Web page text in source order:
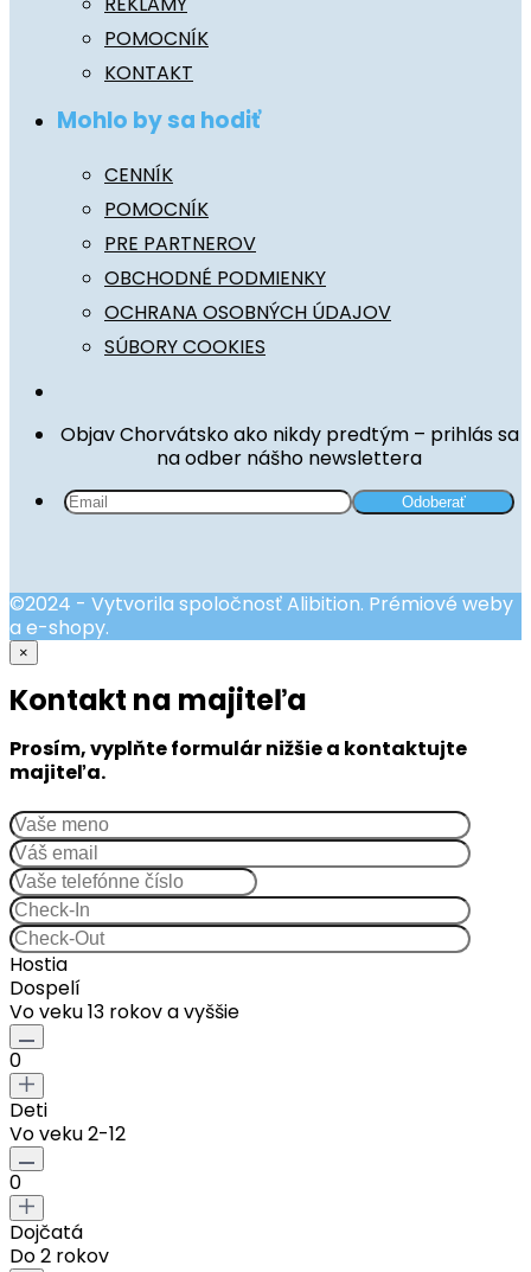
POMOCNÍK
KONTAKT
Mohlo by sa hodiť
CENNÍK
POMOCNÍK
PRE PARTNEROV
OBCHODNÉ PODMIENKY
OCHRANA OSOBNÝCH ÚDAJOV
SÚBORY COOKIES
Objav Chorvátsko ako nikdy predtým – prihlás sa
na odber nášho newslettera
©2024 - Vytvorila spoločnosť Alibition. Prémiové weby
a e-shopy.
×
Kontakt na majiteľa
Prosím, vyplňte formulár nižšie a kontaktujte
majiteľa.
Hostia
Dospelí
Vo veku 13 rokov a vyššie
0
Deti
Vo veku 2-12
0
Dojčatá
Do 2 rokov